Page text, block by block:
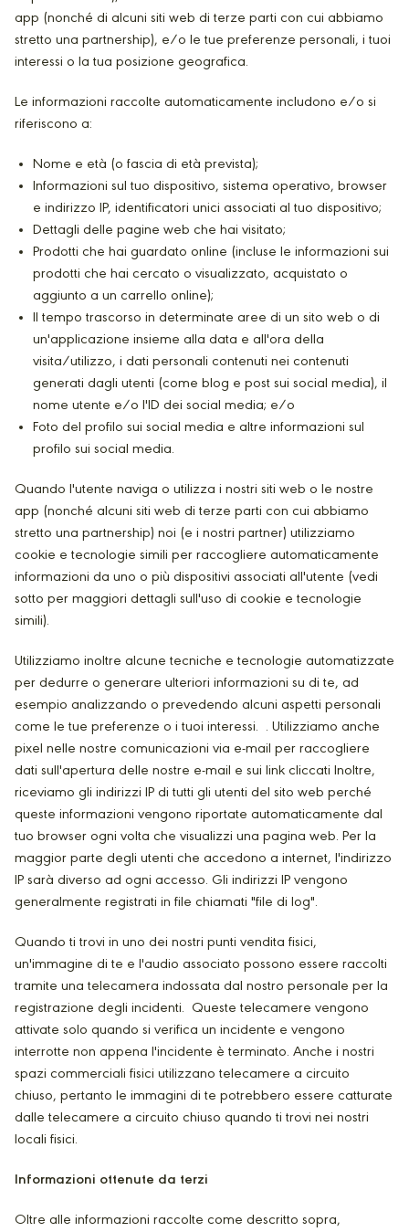
app (nonché di alcuni siti web di terze parti con cui abbiamo
stretto una partnership), e/o le tue preferenze personali, i tuoi
interessi o la tua posizione geografica.
Le informazioni raccolte automaticamente includono e/o si
riferiscono a:
Nome e età (o fascia di età prevista);
Informazioni sul tuo dispositivo, sistema operativo, browser
e indirizzo IP, identificatori unici associati al tuo dispositivo;
Dettagli delle pagine web che hai visitato;
Prodotti che hai guardato online (incluse le informazioni sui
prodotti che hai cercato o visualizzato, acquistato o
aggiunto a un carrello online);
Il tempo trascorso in determinate aree di un sito web o di
un'applicazione insieme alla data e all'ora della
visita/utilizzo, i dati personali contenuti nei contenuti
generati dagli utenti (come blog e post sui social media), il
nome utente e/o l'ID dei social media; e/o
Foto del profilo sui social media e altre informazioni sul
profilo sui social media.
Quando l'utente naviga o utilizza i nostri siti web o le nostre
app (nonché alcuni siti web di terze parti con cui abbiamo
stretto una partnership) noi (e i nostri partner) utilizziamo
cookie e tecnologie simili per raccogliere automaticamente
informazioni da uno o più dispositivi associati all'utente (vedi
sotto per maggiori dettagli sull'uso di cookie e tecnologie
simili).
Utilizziamo inoltre alcune tecniche e tecnologie automatizzate
per dedurre o generare ulteriori informazioni su di te, ad
esempio analizzando o prevedendo alcuni aspetti personali
come le tue preferenze o i tuoi interessi. . Utilizziamo anche
pixel nelle nostre comunicazioni via e-mail per raccogliere
dati sull'apertura delle nostre e-mail e sui link cliccati Inoltre,
riceviamo gli indirizzi IP di tutti gli utenti del sito web perché
queste informazioni vengono riportate automaticamente dal
tuo browser ogni volta che visualizzi una pagina web. Per la
maggior parte degli utenti che accedono a internet, l'indirizzo
IP sarà diverso ad ogni accesso. Gli indirizzi IP vengono
generalmente registrati in file chiamati "file di log".
Quando ti trovi in uno dei nostri punti vendita fisici,
un'immagine di te e l'audio associato possono essere raccolti
tramite una telecamera indossata dal nostro personale per la
registrazione degli incidenti. Queste telecamere vengono
attivate solo quando si verifica un incidente e vengono
interrotte non appena l'incidente è terminato. Anche i nostri
spazi commerciali fisici utilizzano telecamere a circuito
chiuso, pertanto le immagini di te potrebbero essere catturate
dalle telecamere a circuito chiuso quando ti trovi nei nostri
locali fisici.
Informazioni ottenute da terzi
Oltre alle informazioni raccolte come descritto sopra,